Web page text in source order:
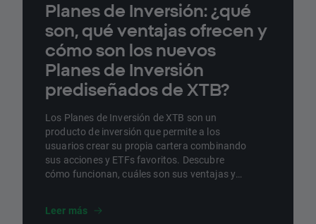
Planes de Inversión: ¿qué
son, qué ventajas ofrecen y
cómo son los nuevos
Planes de Inversión
prediseñados de XTB?
Los Planes de Inversión de XTB son un
producto de inversión que permite a los
usuarios crear su propia cartera combinando
sus acciones y ETFs favoritos. Descubre
cómo funcionan, cuáles son sus ventajas y
Leer más